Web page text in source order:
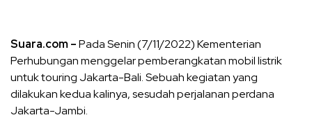
Suara.com –Pada Senin (7/11/2022) Kementerian
Perhubungan menggelar pemberangkatan mobil listrik
untuk touring Jakarta-Bali. Sebuah kegiatan yang
dilakukan kedua kalinya, sesudah perjalanan perdana
Jakarta-Jambi.